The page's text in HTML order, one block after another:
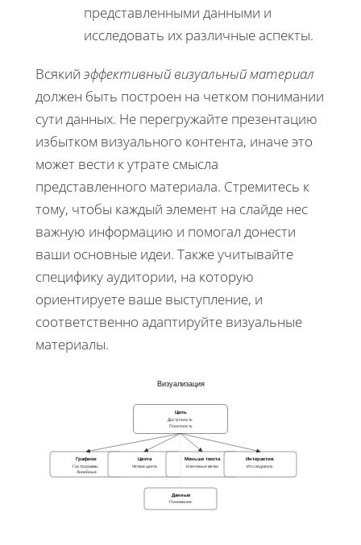
представленными данными и
исследовать их различные аспекты.
Всякий эффективный визуальный материал
должен быть построен на четком понимании
сути данных. Не перегружайте презентацию
избытком визуального контента, иначе это
может вести к утрате смысла
представленного материала. Стремитесь к
тому, чтобы каждый элемент на слайде нес
важную информацию и помогал донести
ваши основные идеи. Также учитывайте
специфику аудитории, на которую
ориентируете ваше выступление, и
соответственно адаптируйте визуальные
материалы.
Визуализация
Цель
Доступность
Понятность
Графики
Гистограммы
Линейные
Цвета
Чёткие цвета
Меньше текста
Ключевые метки
Интерактив
Исследовать
Данные
Понимание